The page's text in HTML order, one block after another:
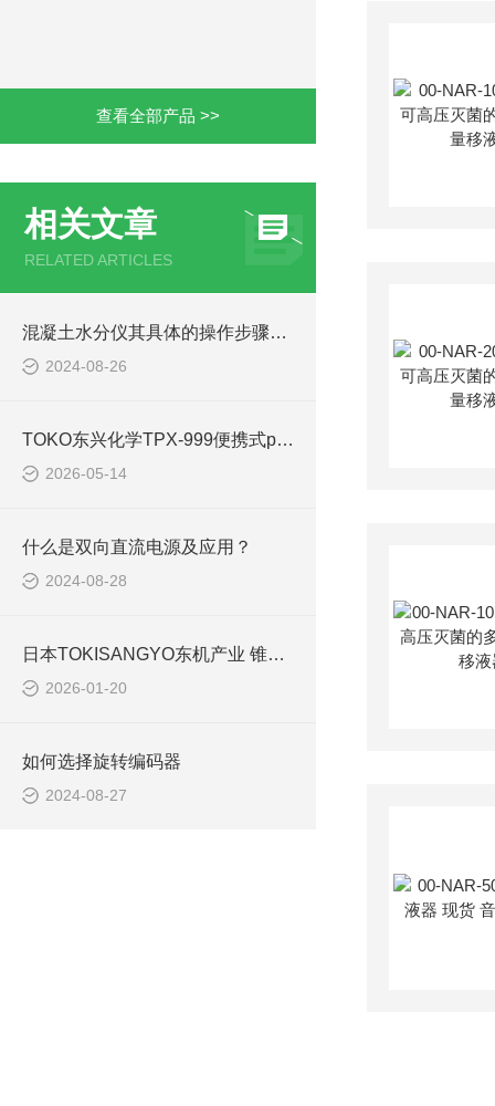
查看全部产品 >>
相关文章
RELATED ARTICLES
混凝土水分仪其具体的操作步骤是很有讲究的
2024-08-26
TOKO东兴化学TPX-999便携式pH计技术规格与应用介绍
2026-05-14
什么是双向直流电源及应用？
2024-08-28
日本TOKISANGYO东机产业 锥板粘度计 TV-150BM-C 解决方案
2026-01-20
如何选择旋转编码器
2024-08-27